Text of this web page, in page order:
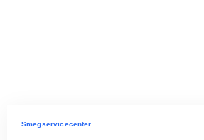
Smegservicecenter